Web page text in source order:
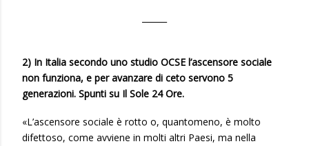
2) In Italia secondo uno studio OCSE l’ascensore sociale
non funziona, e per avanzare di ceto servono 5
generazioni. Spunti su Il Sole 24 Ore.
«L’ascensore sociale è rotto o, quantomeno, è molto
difettoso, come avviene in molti altri Paesi, ma nella